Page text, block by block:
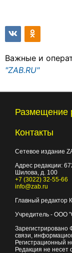
Важные и
"ZAB.RU"
Размещение
Контакты
Сетевое издание
Адрес редакции:
Шилова, д. 100
+7 (3022) 32-55-66
info@zab.ru
Главный редактор
Учредитель - ООО
Зарегистрировано
связи,
Регистрационный
Редакция не несет